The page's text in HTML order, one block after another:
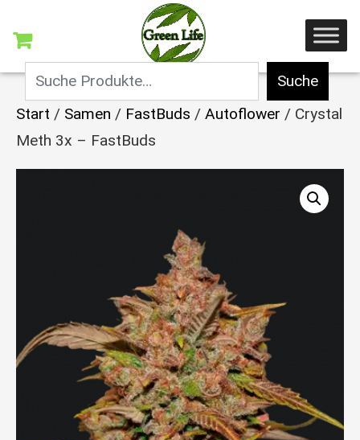
Suche
Start / Samen / FastBuds / Autoflower / Crystal
Meth 3x – FastBuds